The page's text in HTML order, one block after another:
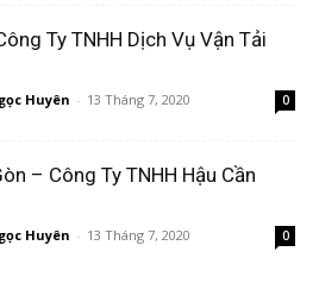
Ty TNHH Dịch Vụ Vận Tải
Huyên - 13 Tháng 7, 2020 0
– Công Ty TNHH Hậu Cần
Huyên - 13 Tháng 7, 2020 0